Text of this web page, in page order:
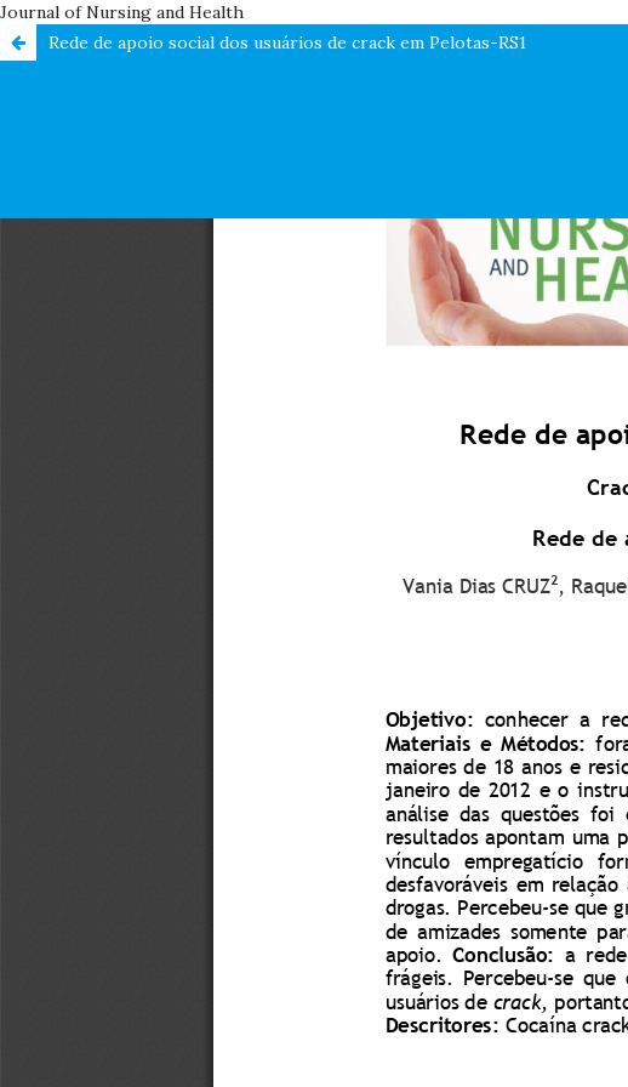
Journal of Nursing and Health
Rede de apoio social dos usuários de crack em Pelotas-RS1